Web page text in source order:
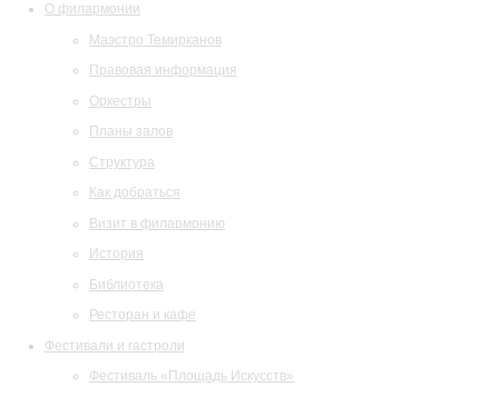
О филармонии
Маэстро Темирканов
Правовая информация
Оркестры
Планы залов
Структура
Как добраться
Визит в филармонию
История
Библиотека
Ресторан и кафе
Фестивали и гастроли
Фестиваль «Площадь Искусств»